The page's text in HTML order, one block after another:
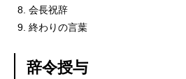
社内イベント
福利厚生
会長祝辞
終わりの言葉
辞令授与